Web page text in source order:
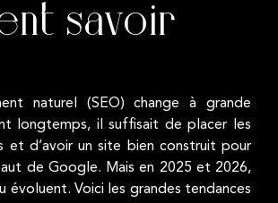
savoir
naturel (SEO) change à grande
longtemps, il suffisait de placer les
et d’avoir un site bien construit pour
de Google. Mais en 2025 et 2026,
évoluent. Voici les grandes tendances